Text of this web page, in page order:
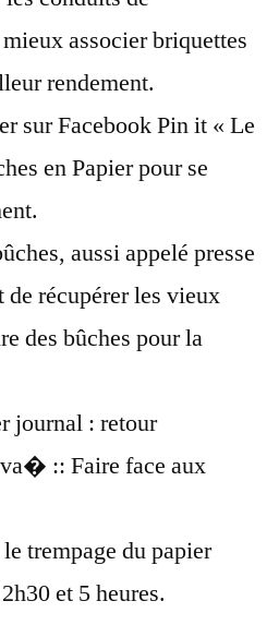
associer briquettes
rendement.
sur Facebook Pin it « Le
en Papier pour se
aussi appelé presse
de récupérer les vieux
des bûches pour la
journal : retour
:: Faire face aux
trempage du papier
et 5 heures.